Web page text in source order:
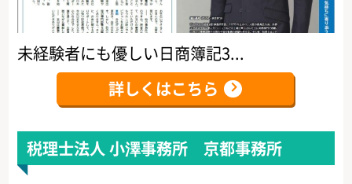
未経験者にも優しい日商簿記3...
詳しくはこちら
税理士法人 小澤事務所 京都事務所